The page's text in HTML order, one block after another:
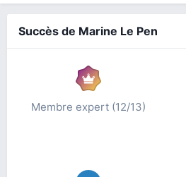
Succès de Marine Le Pen
Membre expert (12/13)